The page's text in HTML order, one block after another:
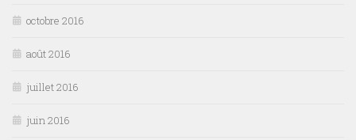
octobre 2016
août 2016
juillet 2016
juin 2016